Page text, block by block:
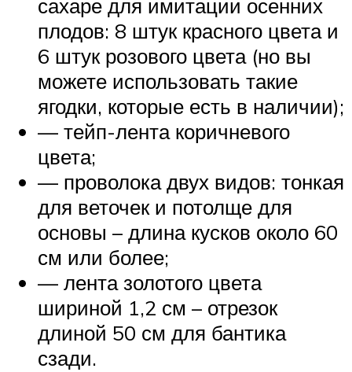
сахаре для имитации осенних
плодов: 8 штук красного цвета и
6 штук розового цвета (но вы
можете использовать такие
ягодки, которые есть в наличии);
— тейп-лента коричневого
цвета;
— проволока двух видов: тонкая
для веточек и потолще для
основы – длина кусков около 60
см или более;
— лента золотого цвета
шириной 1,2 см – отрезок
длиной 50 см для бантика
сзади.